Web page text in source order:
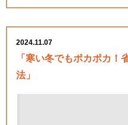
2024.11.07
「寒い冬でもポカポカ！
法」